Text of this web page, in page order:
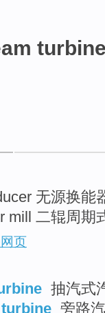
无源换能
mill 二辊周期
页
抽汽式
旁路